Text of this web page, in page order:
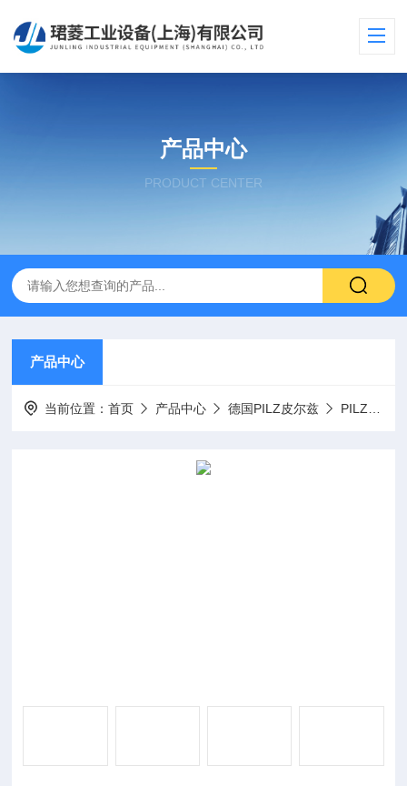
产品中心
PRODUCT CENTER
产品中心
当前位置：首页 产品中心 德国PILZ皮尔兹 PILZ继电器